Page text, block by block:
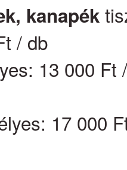
kanapék
/ db
13 000
17 000